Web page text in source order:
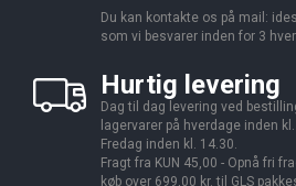
Du kan kontakte os på mail:
som vi besvarer inden for 3
Hurtig levering
Dag til dag levering ved
lagervarer på hverdage inden
Fredag inden kl. 14.30.
Fragt fra KUN 45,00 - Opnå fri
køb over 699,00 kr. til GLS